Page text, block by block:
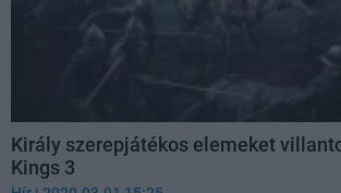
Király szerepjátékos elemeket
Kings 3